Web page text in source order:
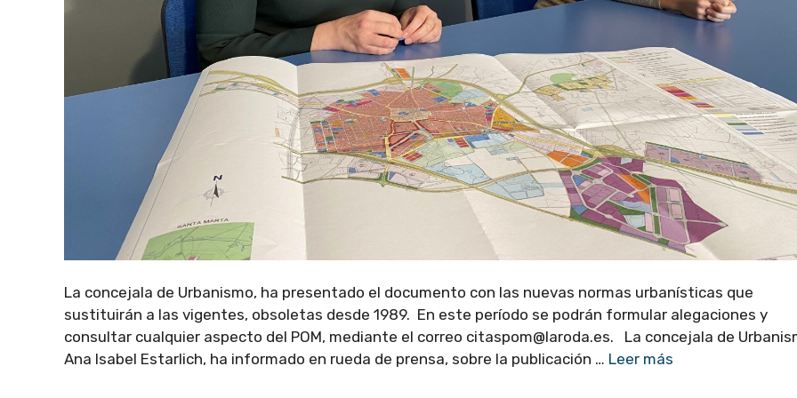
La concejala de Urbanismo, ha presentado el documento con las nuevas normas urbanísticas que
sustituirán a las vigentes, obsoletas desde 1989. En este período se podrán formular alegaciones y
consultar cualquier aspecto del POM, mediante el correo citaspom@laroda.es. La concejala de
Ana Isabel Estarlich, ha informado en rueda de prensa, sobre la publicación … Leer más